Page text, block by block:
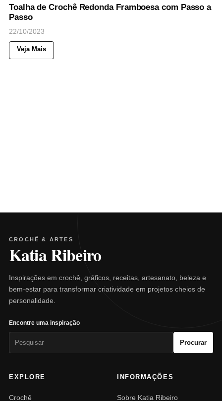
Toalha de Crochê Redonda Framboesa com Passo a
Passo
22/10/2023
Veja Mais
CROCHÊ & ARTES
Katia Ribeiro
Inspirações em crochê, gráficos, receitas, artesanato, beleza e
bem-estar para transformar criatividade em projetos cheios de
personalidade.
Encontre uma inspiração
Procurar
EXPLORE
Crochê
INFORMAÇÕES
Sobre Katia Ribeiro